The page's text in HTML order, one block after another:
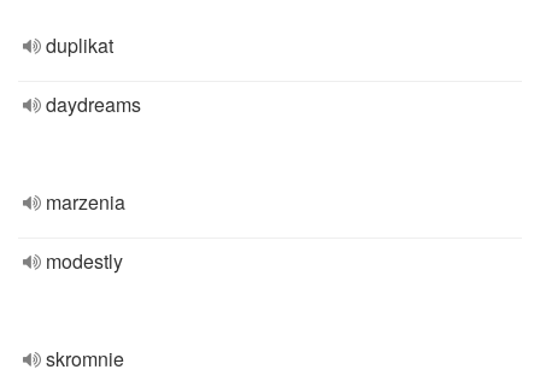
duplikat
daydreams
marzenia
modestly
skromnie